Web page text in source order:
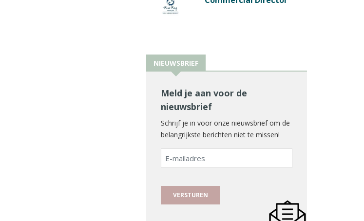
NIEUWSBRIEF
Meld je aan voor de
nieuwsbrief
Schrijf je in voor onze nieuwsbrief om de
belangrijkste berichten niet te missen!
E-
mailadres